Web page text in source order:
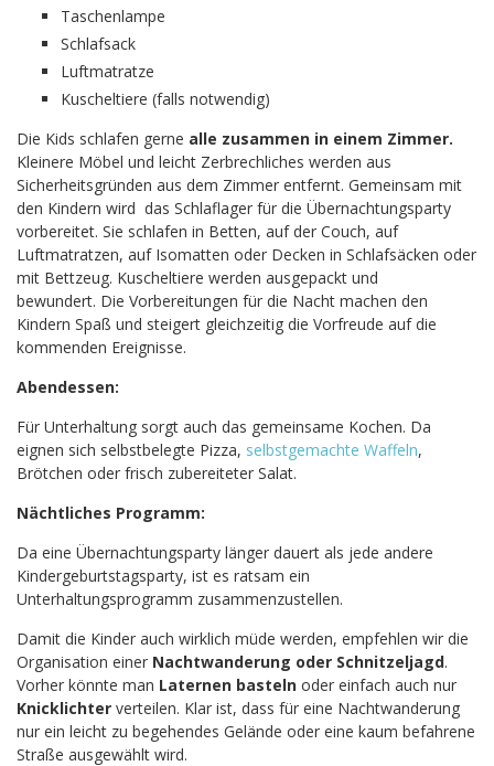
Taschenlampe
Schlafsack
Luftmatratze
Kuscheltiere (falls notwendig)
Die Kids schlafen gerne alle zusammen in einem Zimmer.
Kleinere Möbel und leicht Zerbrechliches werden aus
Sicherheitsgründen aus dem Zimmer entfernt. Gemeinsam mit
den Kindern wird das Schlaflager für die Übernachtungsparty
vorbereitet. Sie schlafen in Betten, auf der Couch, auf
Luftmatratzen, auf Isomatten oder Decken in Schlafsäcken oder
mit Bettzeug. Kuscheltiere werden ausgepackt und
bewundert. Die Vorbereitungen für die Nacht machen den
Kindern Spaß und steigert gleichzeitig die Vorfreude auf die
kommenden Ereignisse.
Abendessen:
Für Unterhaltung sorgt auch das gemeinsame Kochen. Da
eignen sich selbstbelegte Pizza, selbstgemachte Waffeln,
Brötchen oder frisch zubereiteter Salat.
Nächtliches Programm:
Da eine Übernachtungsparty länger dauert als jede andere
Kindergeburtstagsparty, ist es ratsam ein
Unterhaltungsprogramm zusammenzustellen.
Damit die Kinder auch wirklich müde werden, empfehlen wir die
Organisation einer Nachtwanderung oder Schnitzeljagd.
Vorher könnte man Laternen basteln oder einfach auch nur
Knicklichter verteilen. Klar ist, dass für eine Nachtwanderung
nur ein leicht zu begehendes Gelände oder eine kaum befahrene
Straße ausgewählt wird.